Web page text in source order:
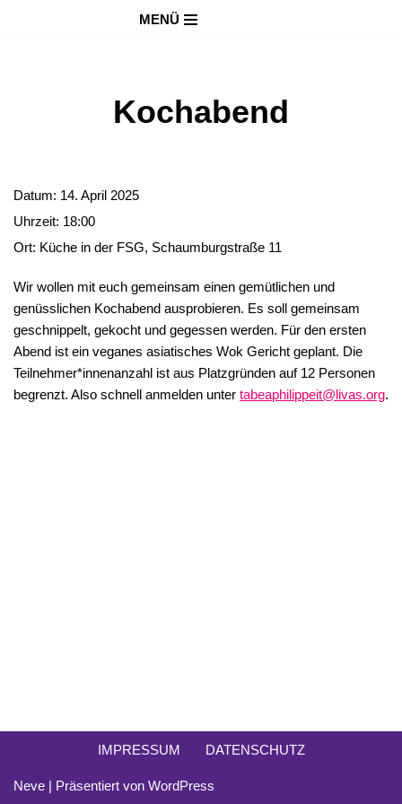
MENÜ
Kochabend
Datum: 14. April 2025
Uhrzeit: 18:00
Ort: Küche in der FSG, Schaumburgstraße 11
Wir wollen mit euch gemeinsam einen gemütlichen und
genüsslichen Kochabend ausprobieren. Es soll gemeinsam
geschnippelt, gekocht und gegessen werden. Für den ersten
Abend ist ein veganes asiatisches Wok Gericht geplant. Die
Teilnehmer*innenanzahl ist aus Platzgründen auf 12 Personen
begrenzt. Also schnell anmelden unter tabeaphilippeit@livas.org.
IMPRESSUM DATENSCHUTZ
Neve | Präsentiert von WordPress